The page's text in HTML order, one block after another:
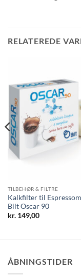
RELATEREDE
TILBEHØR & FILTRE
Kalkfilter til
Bilt Oscar 90
kr.149,00
ÅBNINGSTIDER